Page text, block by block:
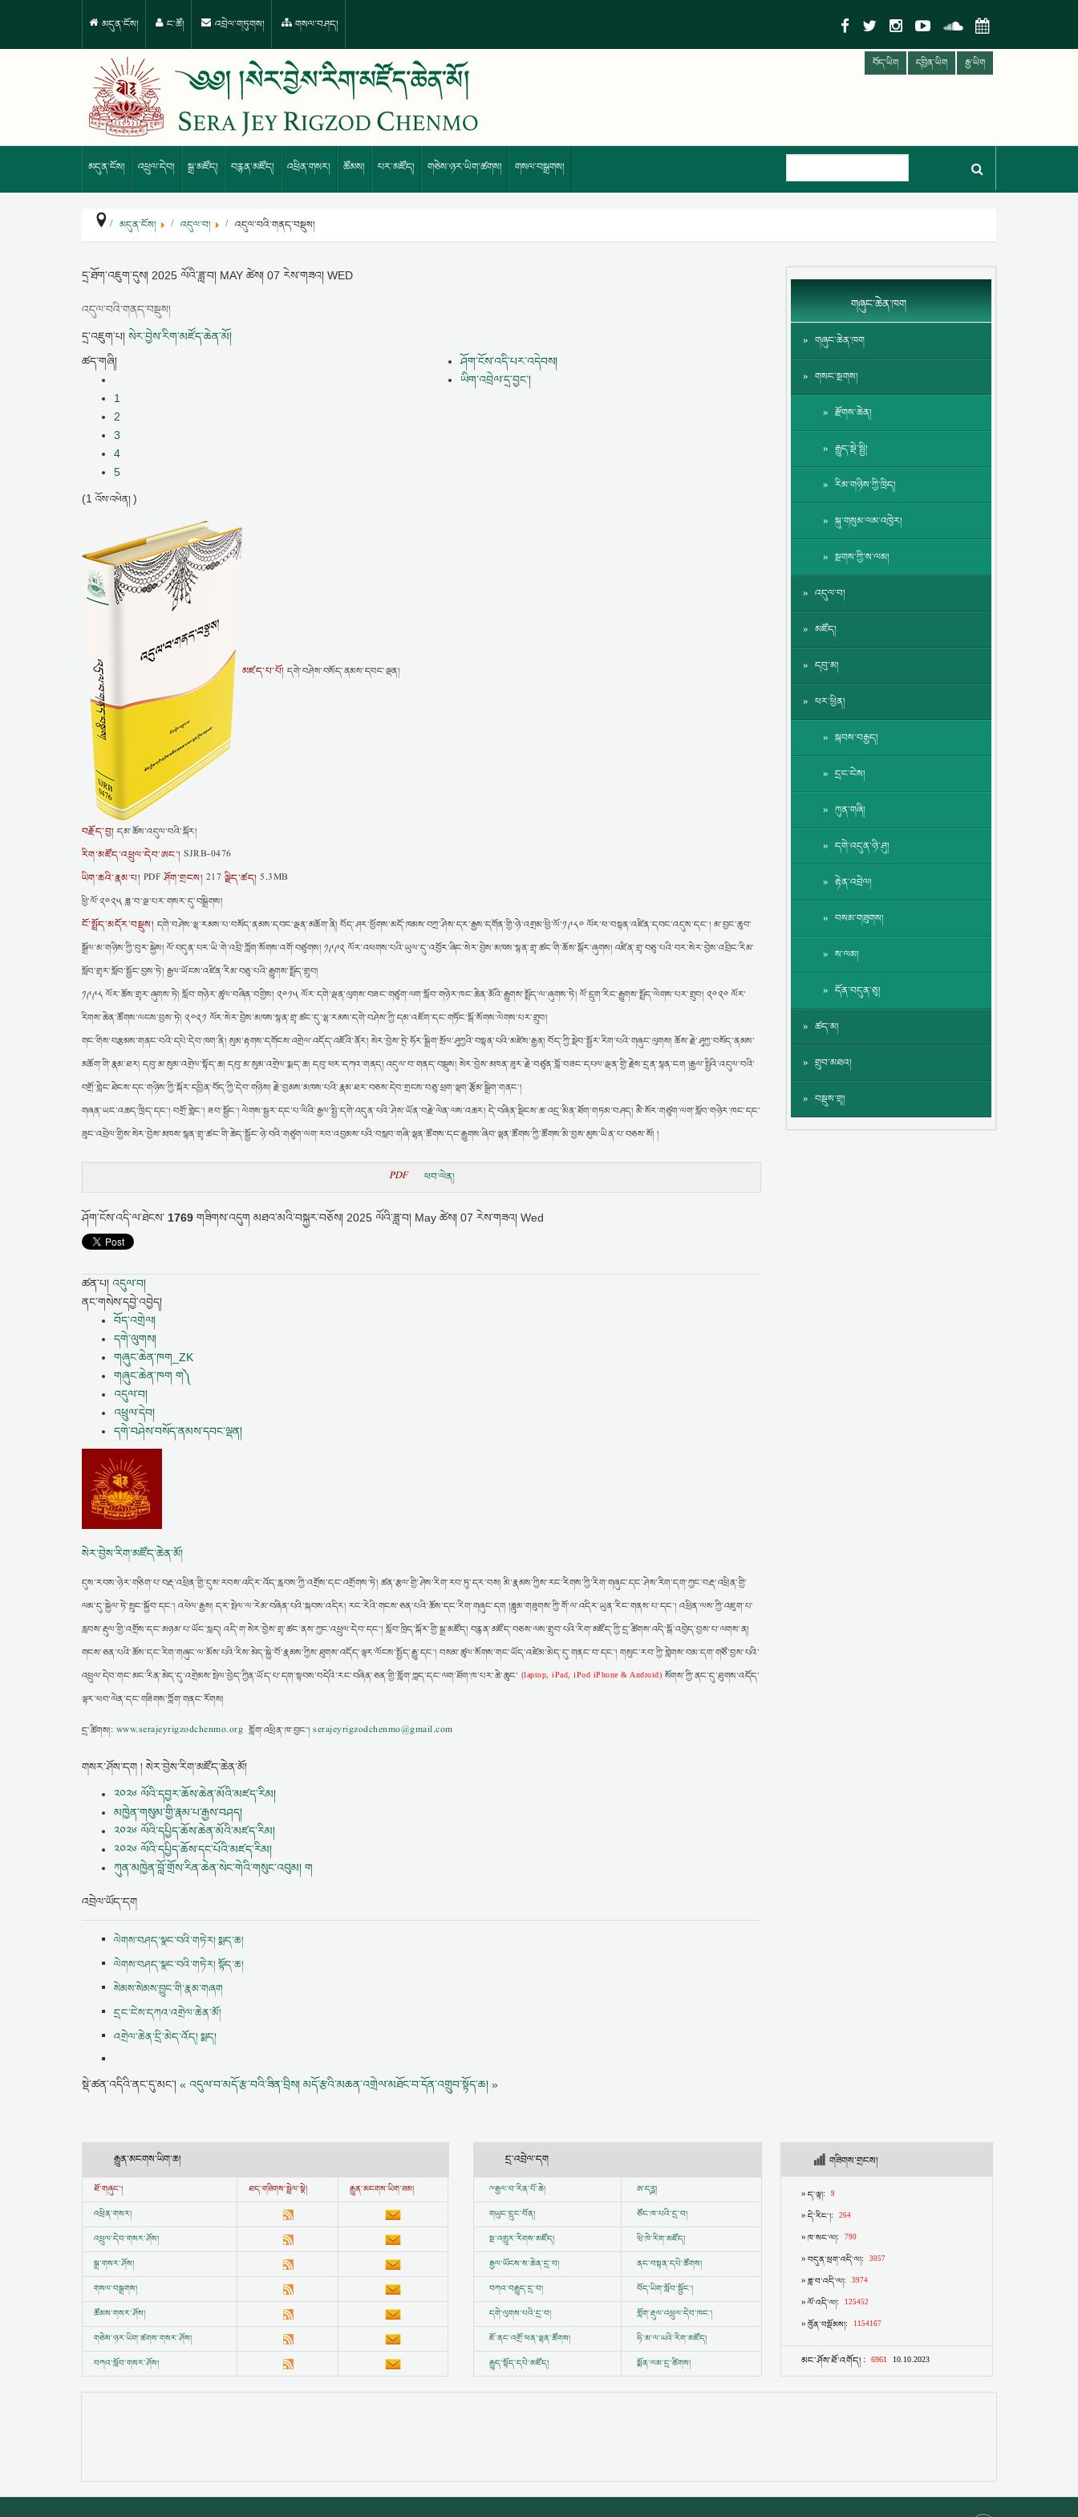
མདུན་ངོས། ང་ཚོ། འབྲེལ་གཏུགས། གསལ་བཤད།
བོད་ཡིག དབྱིན་ཡིག རྒྱ་ཡིག
མདུན་ངོས། འཕྲུལ་དེབ། སྒྲ་མཛོད། བརྙན་མཛོད། འཕྲིན་གསར། ཚོམས། པར་མཛོད། གཅེས་ཉར་ཡིག་ཚགས། གསལ་བསྒྲགས།
མདུན་ངོས། འདུལ་བ། འདུལ་བའི་གནད་བསྡུས།
དྲ་ཐོག་འཇུག་དུས། 2025 ལོའི་ཟླ་བ། MAY ཚེས། 07 རེས་གཟའ། WED
འདུལ་བའི་གནད་བསྡུས།
དྲ་འཇུག་པ། སེར་བྱེས་རིག་མཛོད་ཆེན་མོ།
ཤོག་ངོས་འདི་པར་འདེབས།
ཡིག་འབྲེལ་དྲ་བྱང་།
ཚད་གཞི།
1
2
3
4
5
(1 འོས་འཕེན། )
མཛད་པ་པོ། དགེ་བཤེས་བསོད་ནམས་དབང་ལྡན།
བརྗོད་བྱ། དམ་ཆོས་འདུལ་བའི་སྐོར།
རིག་མཛོད་འཕྲུལ་དེབ་ཨང་། SJRB-0476
ཡིག་ཆའི་རྣམ་པ། PDF ཤོག་གྲངས། 217 ལྗིད་ཚད། 5.3MB
ཕྱི་ལོ་༢༠༢༥ ཟླ་བ་ལྔ་པར་གསར་དུ་བསྒྲིགས།
ངོ་སྤྲོད་མདོར་བསྡུས། དགེ་བཤེས་ལྷ་རམས་པ་བསོད་ནམས་དབང་ལྡན་མཆོག་ནི། བོད་ཤར་ཕྱོགས་མདོ་ཁམས་བཀྲ་ཤིས་དར་རྒྱས་དགོན་གྱི་ཉེ་འགྲམ་ཕྱི་ལོ་༡༩༨༠ ལོར་ཕ་བསྟན་འཛིན་དབང་འདུས་དང༌། མ་བྱང་ཆུབ་
སྒྲོལ་མ་གཉིས་ཀྱི་བུར་སྐྱེས། ལོ་བདུན་པར་ཡི་གེ་འབྲི་ཀློག་སོགས་འགོ་བཙུགས། ༡༩༩༢ ལོར་འཕགས་པའི་ཡུལ་དུ་འབྱོར་ཞིང་སེར་བྱེས་མཁས་སྙན་གྲྭ་ཚང་གི་ཆོས་སྒོར་ཞུགས། འཛིན་གྲྭ་བཅུ་པའི་བར་སེར་བྱེས་འབྲིང་རིམ་
སློབ་གྲྭར་སློབ་སྦྱོང་བྱས་ཏེ། རྒྱལ་ཡོངས་འཛིན་རིམ་བཅུ་པའི་རྒྱུགས་སྤྲོད་གྲུབ།
༡༩༩༨ ལོར་ཆོས་གྲྭར་ཞུགས་ཏེ། སློབ་གཉེར་ཚུལ་བཞིན་བགྱིས། ༢༠༡༥ ལོར་དགེ་ལྡན་ལུགས་བཟང་གཙུག་ལག་སློབ་གཉེར་ཁང་ཆེན་མོའི་རྒྱུགས་སྤྲོད་ལ་ཞུགས་ཏེ། ལོ་དྲུག་རིང་རྒྱུགས་སྤྲོད་ལེགས་པར་གྲུབ། ༢༠༢༠ ལོར་
རིགས་ཆེན་ཚོགས་ལངས་བྱས་ཏེ། ༢༠༢༡ ལོར་སེར་བྱེས་མཁས་སྙན་གྲྭ་ཚང་དུ་ལྷ་རམས་དགེ་བཤེས་ཀྱི་དམ་འཇོག་དང་གཏོང་སྒོ་སོགས་ལེགས་པར་གྲུབ།
གང་གིས་བརྩམས་གནང་བའི་དཔེ་དེབ་ཁག་ནི། སུམ་རྟགས་དགོངས་འགྲེལ་འདོད་འཇོའི་ནོར། སེར་བྱེས་ཏྲེ་ཧོར་སྒྲིག་སྲོལ་ཤཱཀྱའི་བསྟན་པའི་མཛེས་རྒྱན། བོད་ཀྱི་སྡེབ་སྦྱོར་རིག་པའི་གཞུང་ལུགས། ཆོས་རྗེ་ཤཱཀྱ་བསོད་ནམས་
མཆོག་གི་རྣམ་ཐར། དབུ་མ་སུམ་འགྲེལ་སྟོད་ཆ། དབུ་མ་སུམ་འགྲེལ་སྨད་ཆ། དབུ་ཕར་དཀའ་གནད། འདུལ་བ་གནད་བསྡུས། སེར་བྱེས་མཁན་ཟུར་རྗེ་བཙུན་བློ་བཟང་དཔལ་ལྡན་གྱི་རྗེས་དྲན་སྙན་ངག །རྒྱལ་སྤྱིའི་འདུལ་བའི་
བགྲོ་གླེང་ཐེངས་དང་གཉིས་ཀྱི་སྐོར་དབྱིན་བོད་ཀྱི་དེབ་གཉིས། རྗེ་བྱམས་མཁས་པའི་རྣམ་ཐར་བཅས་དེབ་གྲངས་བཅུ་ཕྲག་ལྷག་རྩོམ་སྒྲིག་གནང་།
གཞན་ཡང་འཆད་ཁྲིད་དང་། བགྲོ་གླེང་། ཟབ་སྦྱོང་། ལེགས་སྦྱར་དང་པ་ལིའི་རྒྱལ་སྤྱི་དགེ་འདུན་པའི་ཤེས་ཡོན་བརྗེ་ལེན་ལས་འཆར། དེ་བཞིན་སྡིངས་ཆ་འདྲ་མིན་ཐོག་གཏམ་བཤད། མཻ་སོར་གཙུག་ལག་སློབ་གཉེར་ཁང་དང་
ཟུང་འབྲེལ་གྱིས་སེར་བྱེས་མཁས་སྙན་གྲྭ་ཚང་གི་ཆེད་སྦྱོང་ཉེ་བའི་གཙུག་ལག་རབ་འབྱམས་པའི་བསླབ་གཞི་ལྷན་ཚོགས་དང་རྒྱུགས་ཞིབ་ལྷན་ཚོགས་ཀྱི་ཚོགས་མི་བྱས་མུས་ཡིན་པ་བཅས་སོ། །
PDF ཕབ་ལེན།
ཤོག་ངོས་འདི་ལ་ཐེངས་ 1769 གཟིགས་འདུག མཐའ་མའི་བསྐྱར་བཅོས། 2025 ལོའི་ཟླ་བ། May ཚེས། 07 རེས་གཟའ། Wed
ཚན་པ། འདུལ་བ།
ནང་གསེས་དབྱེ་འབྱེད།
བོད་འགྲེལ།
དགེ་ལུགས།
གཞུང་ཆེན་ཁག_ZK
གཞུང་ཆེན་ཁག ག༽
འདུལ་བ།
འཕྲུལ་དེབ།
དགེ་བཤེས་བསོད་ནམས་དབང་ལྡན།
སེར་བྱེས་རིག་མཛོད་ཆེན་མོ།
དུས་རབས་ཉེར་གཅིག་པ་བརྡ་འཕྲིན་གྱི་དུས་རབས་འདིར་འོད་རླབས་ཀྱི་འགྲོས་དང་འགྲོགས་ཏེ། ཚན་རྩལ་གྱི་ཤེས་རིག་རབ་ཏུ་དར་བས། མི་རྣམས་ཀྱིས་རང་རིགས་ཀྱི་རིག་གཞུང་དང་ཤེས་རིག་དག་ཀྱང་བརྡ་འཕྲིན་གྱི་
ལམ་དུ་སྐྱེལ་ཏེ་སྲུང་སྐྱོབ་དང་། འཕེལ་རྒྱས། དར་སྤེལ་ལ་རེམ་བཞིན་པའི་སྐབས་འདིར། རང་རེའི་གངས་ཅན་པའི་ཆོས་དང་རིག་གཞུང་དག །ཟླུམ་གཟུགས་ཀྱི་གོ་ལ་འདིར་ཡུན་རིང་གནས་པ་དང་། འཕྲིན་ལས་ཀྱི་འཇུག་པ་
རླབས་རྡུལ་གྱི་འགྲོས་དང་མཉམ་པ་ཡོང་སླད། འདི་ག་སེར་བྱེས་གྲྭ་ཚང་ནས་ཀྱང་འཕྲུལ་དེབ་དང་། སློབ་ཁྲིད་སྐོར་གྱི་སྒྲ་མཛོད། བརྙན་མཛོད་བཅས་ལས་གྲུབ་པའི་རིག་མཛོད་ཀྱི་དྲ་ཚིགས་འདི་སྒོ་འབྱེད་བྱས་པ་ལགས་ན།
གངས་ཅན་པའི་ཆོས་དང་རིག་གཞུང་ལ་མོས་པའི་རིས་མེད་སྐྱེ་བོ་རྣམས་ཀྱིས་ཐུགས་འདོད་ལྟར་ལོངས་སྤྱོད་རྒྱུ་དང་། བསམ་ཚུལ་སོགས་གང་ཡོད་འཛེམ་མེད་དུ་གནང་བ་དང་། གསུང་རབ་ཀྱི་གླེགས་བམ་དག་གཙོ་བྱས་པའི་
འཕྲུལ་དེབ་གང་མང་རིན་མེད་དུ་འགྲེམས་སྤེལ་བྱེད་ཀྱིན་ཡོད་པ་དག་སྟབས་བདེའི་རང་བཞིན་ཅན་གྱི་གློག་ཀླད་དང་ལག་ཐོག་ཁ་པར་ཆེ་ཆུང་ (laptop, iPad, iPod iPhone & Android) སོགས་ཀྱི་ནང་དུ་ཐུགས་འདོད་
ལྟར་ཕབ་ལེན་དང་གཟིགས་ཀློག་གནང་རོགས།
དྲ་ཚིགས།: www.serajeyrigzodchenmo.org གློག་འཕྲིན་ཁ་བྱང་།serajeyrigzodchenmo@gmail.com
གསར་ཤོས་དག ། སེར་བྱེས་རིག་མཛོད་ཆེན་མོ།
༢༠༢༦ ལོའི་དབྱར་ཆོས་ཆེན་མོའི་མཛད་རིམ།
མཁྱེན་གསུམ་གྱི་རྣམ་པ་རྒྱས་བཤད།
༢༠༢༦ ལོའི་དཔྱིད་ཆོས་ཆེན་མོའི་མཛད་རིམ།
༢༠༢༦ ལོའི་དཔྱིད་ཆོས་དང་པོའི་མཛད་རིམ།
ཀུན་མཁྱེན་བློ་གྲོས་རིན་ཆེན་སེང་གེའི་གསུང་འབུམ། ག
འབྲེལ་ཡོད་དག
ལེགས་བཤད་སྣང་བའི་གཏེར། སྨད་ཆ།
ལེགས་བཤད་སྣང་བའི་གཏེར། སྟོད་ཆ།
སེམས་སེམས་བྱུང་གི་རྣམ་གཞག
དྲང་ངེས་དཀའ་འགྲེལ་ཆེན་མོ།
འགྲེལ་ཆེན་དྲི་མེད་འོད། སྨད།
སྡེ་ཚན་འདིའི་ནང་དུ་མང་། « འདུལ་བ་མདོ་རྩ་བའི་ཟིན་བྲིས། མདོ་རྩའི་མཆན་འགྲེལ་མཐོང་བ་དོན་འགྲུབ་སྟོད་ཆ། »
གཞུང་ཆེན་ཁག
གཞུང་ཆེན་ཁག
གསང་སྔགས།
རྫོགས་ཆེན།
རྒྱུད་སྡེ་སྤྱི།
རིམ་གཉིས་ཀྱི་ཁྲིད།
སྐུ་གསུམ་ལམ་འཁྱེར།
སྔགས་ཀྱི་ས་ལམ།
འདུལ་བ།
མཛོད།
དབུ་མ།
ཕར་ཕྱིན།
སྐབས་བརྒྱད།
དྲང་ངེས།
ཀུན་གཞི།
དགེ་འདུན་ཉི་ཤུ།
རྟེན་འབྲེལ།
བསམ་གཟུགས།
ས་ལམ།
དོན་བདུན་ཅུ།
ཚད་མ།
གྲུབ་མཐའ།
བསྡུས་གྲྭ།
རྒྱུན་མངགས་ཡིག་ཆ།
ཐོ་གཞུང་། ཐད་གཟིགས་སྦྲེལ་སྣེ།
རྒྱུན་མངགས་ཡིག་ཟམ།
འཕྲིན་གསར།
འཕྲུལ་དེབ་གསར་ཤོས།
སྒྲ་གསར་ཤོས།
གསལ་བསྒྲགས།
ཚོམས་གསར་ཤོས།
གཅེས་ཉར་ཡིག་ཚགས་གསར་ཤོས།
བཀའ་སློབ་གསར་ཤོས།
དྲ་འབྲེལ་དག
ྋརྒྱལ་བ་རིན་པོ་ཆེ།
ཨ་དཪྴ།
གཡུང་དྲུང་བོན།
ཙོང་ཁ་པའི་དྲ་བ།
སྔ་འགྱུར་རིགས་མཛོད།
ཝི་ཁེ་རིག་མཛོད།
རྒྱལ་ཡོངས་ས་ཆེན་དྲ་བ།
ནང་བསྟན་དཔེ་ཚོགས།
བཀའ་བརྒྱུད་དྲ་བ།
བོད་ཡིག་སློབ་སྦྱོང་།
དགེ་ལུགས་པའི་དྲ་བ།
གློག་རྡུལ་འཕྲུལ་དེབ་ཁང་།
ཇོ་ནང་འགྲོ་ཕན་ལྷན་ཚོགས།
ཧི་མ་ལ་ཡའི་རིག་མཛོད།
རྒྱུད་སྟོད་དཔེ་མཛོད།
སྨོན་ལམ་དྲ་ཚིགས།